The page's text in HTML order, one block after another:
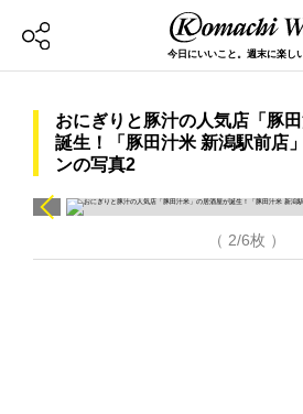
今日にいいこと。週末に楽し
おにぎりと豚汁の人気店「豚
誕生！「豚田汁米 新潟駅前店
ンの写真2
（ 2/6枚 ）